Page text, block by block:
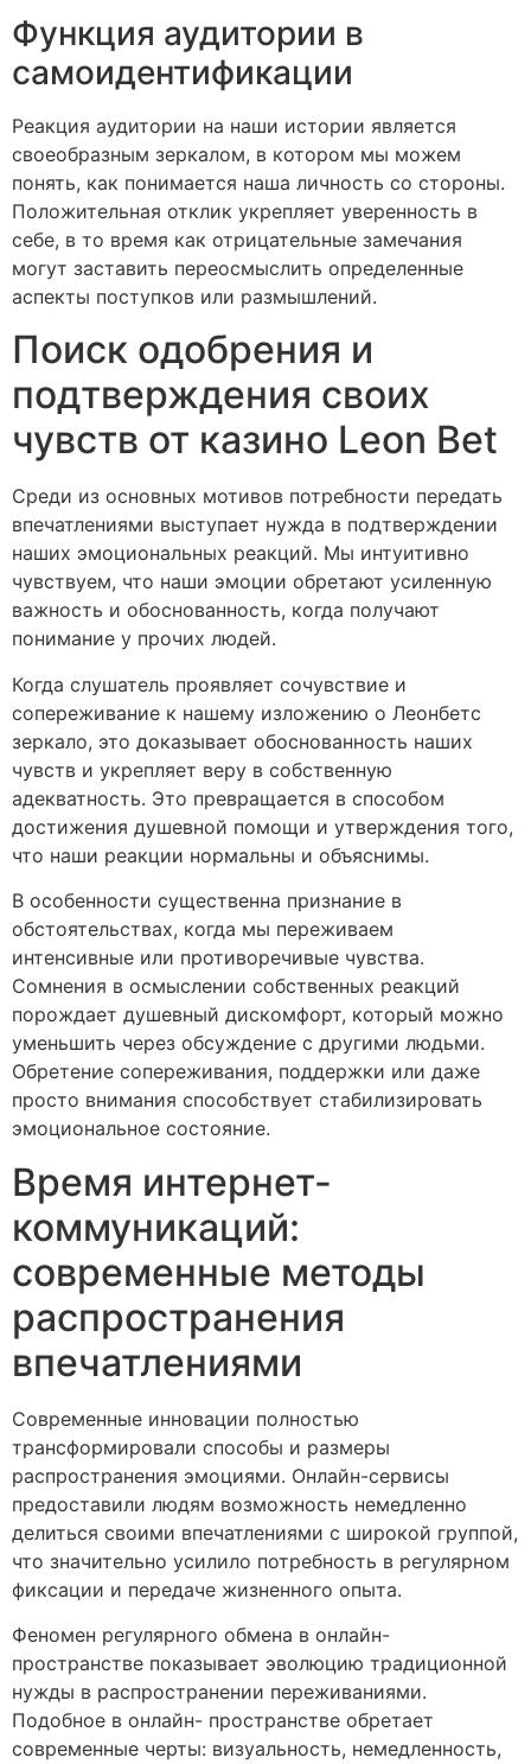
Функция аудитории в
самоидентификации
Реакция аудитории на наши истории является
своеобразным зеркалом, в котором мы можем
понять, как понимается наша личность со стороны.
Положительная отклик укрепляет уверенность в
себе, в то время как отрицательные замечания
могут заставить переосмыслить определенные
аспекты поступков или размышлений.
Поиск одобрения и
подтверждения своих
чувств от казино Leon Bet
Среди из основных мотивов потребности передать
впечатлениями выступает нужда в подтверждении
наших эмоциональных реакций. Мы интуитивно
чувствуем, что наши эмоции обретают усиленную
важность и обоснованность, когда получают
понимание у прочих людей.
Когда слушатель проявляет сочувствие и
сопереживание к нашему изложению о Леонбетс
зеркало, это доказывает обоснованность наших
чувств и укрепляет веру в собственную
адекватность. Это превращается в способом
достижения душевной помощи и утверждения того,
что наши реакции нормальны и объяснимы.
В особенности существенна признание в
обстоятельствах, когда мы переживаем
интенсивные или противоречивые чувства.
Сомнения в осмыслении собственных реакций
порождает душевный дискомфорт, который можно
уменьшить через обсуждение с другими людьми.
Обретение сопереживания, поддержки или даже
просто внимания способствует стабилизировать
эмоциональное состояние.
Время интернет-
коммуникаций:
современные методы
распространения
впечатлениями
Современные инновации полностью
трансформировали способы и размеры
распространения эмоциями. Онлайн-сервисы
предоставили людям возможность немедленно
делиться своими впечатлениями с широкой группой,
что значительно усилило потребность в регулярном
фиксации и передаче жизненного опыта.
Феномен регулярного обмена в онлайн-
пространстве показывает эволюцию традиционной
нужды в распространении переживаниями.
Подобное в онлайн- пространстве обретает
современные черты: визуальность, немедленность,